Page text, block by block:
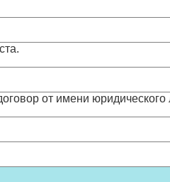
от имени юридического